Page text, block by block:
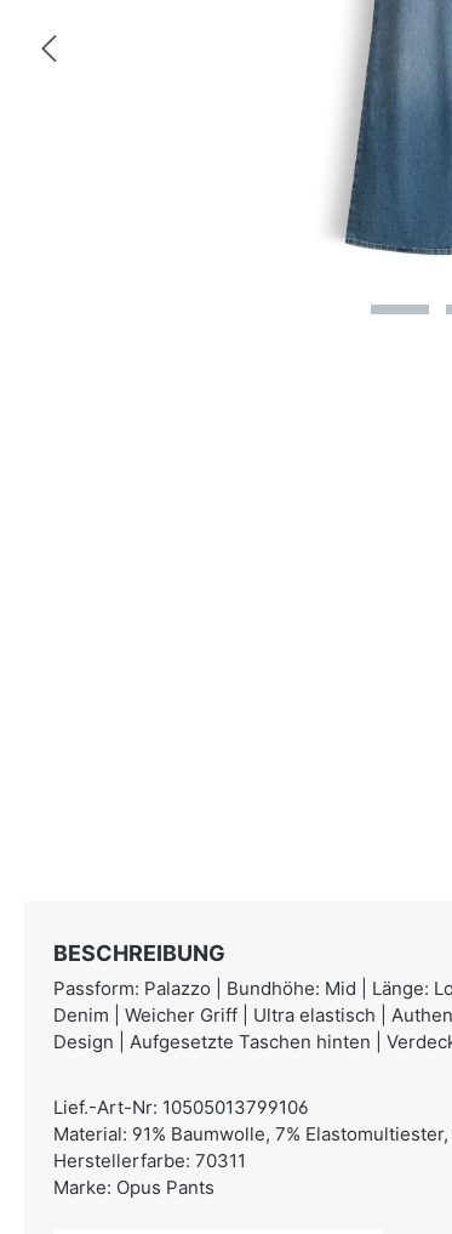
BESCHREIBUNG
Passform: Palazzo | Bundhöhe: Mid | Länge:
Denim | Weicher Griff | Ultra elastisch |
Design | Aufgesetzte Taschen hinten |
Lief.-Art-Nr: 10505013799106
Material: 91% Baumwolle, 7% Elastomultiester,
Herstellerfarbe: 70311
Marke: Opus Pants